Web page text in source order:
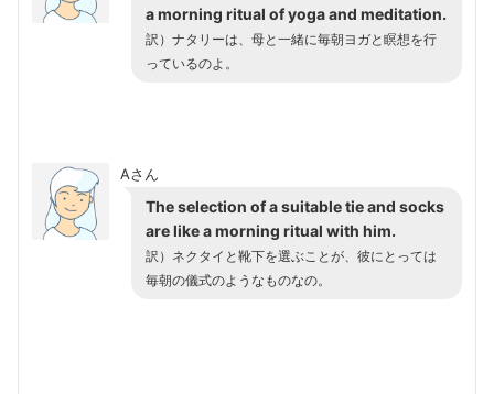
a morning ritual of yoga and meditation.
訳）ナタリーは、母と一緒に毎朝ヨガと瞑想を行
っているのよ。
Aさん
The selection of a suitable tie and socks
are like a morning ritual with him.
訳）ネクタイと靴下を選ぶことが、彼にとっては
毎朝の儀式のようなものなの。